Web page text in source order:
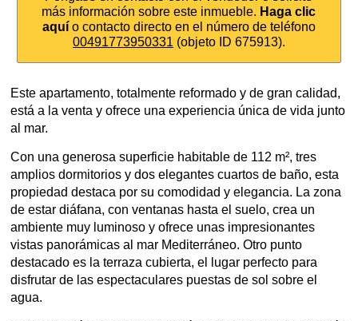
más información sobre este inmueble. Haga clic
aquío contacto directo en el número de teléfono
00491773950331 (objeto ID 675913).
Este apartamento, totalmente reformado y de gran calidad,
está a la venta y ofrece una experiencia única de vida junto
al mar.
Con una generosa superficie habitable de 112 m², tres
amplios dormitorios y dos elegantes cuartos de baño, esta
propiedad destaca por su comodidad y elegancia. La zona
de estar diáfana, con ventanas hasta el suelo, crea un
ambiente muy luminoso y ofrece unas impresionantes
vistas panorámicas al mar Mediterráneo. Otro punto
destacado es la terraza cubierta, el lugar perfecto para
disfrutar de las espectaculares puestas de sol sobre el
agua.